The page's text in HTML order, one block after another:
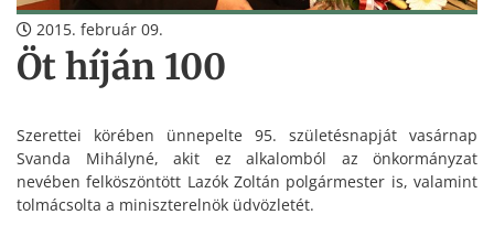
2015. február 09.
Öt híján 100
Szerettei körében ünnepelte 95. születésnapját vasárnap
Svanda Mihályné, akit ez alkalomból az önkormányzat
nevében felköszöntött Lazók Zoltán polgármester is, valamint
tolmácsolta a miniszterelnök üdvözletét.